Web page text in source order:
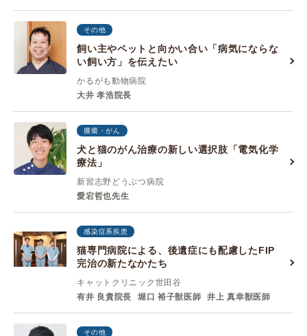
その他
飼い主やペットと向かい合い「病気にならな
い飼い方」を伝えたい
かるがも動物病院
大井 孝浩院長
腫瘍・がん
犬と猫のがん治療の新しい選択肢「電気化学
療法」
新習志野どうぶつ病院
愛宕哲也先生
感染症系疾患
猫専門病院による、後遺症にも配慮したFIP
完治の新たなかたち
キャットクリニック世田谷
有井 良貴院長
堀口 裕子獣医師 井上 真幸獣医師
その他